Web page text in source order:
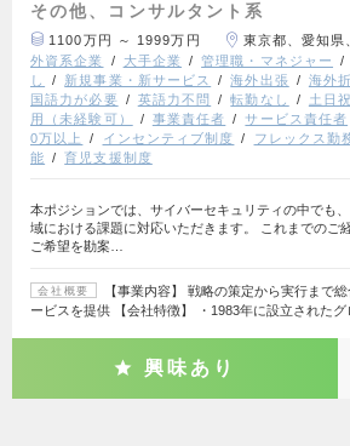
その他、コンサルタント系
1100万円 ～ 1999万円
東京都、愛知県
外資系企業
大手企業 管理職・マネジャー
し
新規事業・新サービス 海外出張 海外
国語力が必要
英語力不問 転勤なし 土日
用（未経験可）
事業責任者 サービス責任者
0万以上
インセンティブ制度 フレックス勤
能
育児支援制度
本ポジションでは、サイバーセキュリティの中でも
域における課題に対応いただきます。 これまでのご
ご希望を勘案…
会社概要
【事業内容】 戦略の策定から実行まで
ービスを提供 【会社特徴】 ・1983年に設立されたグ
興味あり